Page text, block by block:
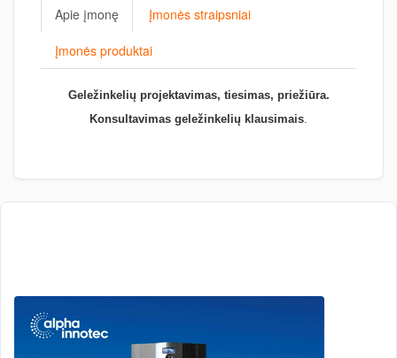
Apie įmonę Įmonės straipsniai
Įmonės produktai
Geležinkelių projektavimas, tiesimas, priežiūra.
Konsultavimas geležinkelių klausimais.